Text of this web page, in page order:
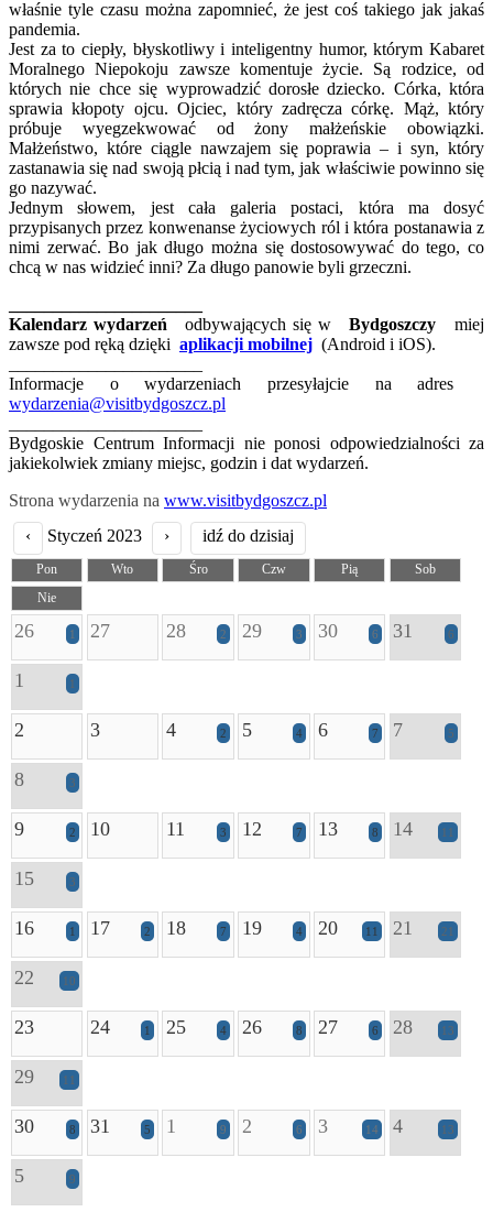
właśnie tyle czasu można zapomnieć, że jest coś takiego jak jakaś
pandemia.
Jest za to ciepły, błyskotliwy i inteligentny humor, którym Kabaret
Moralnego Niepokoju zawsze komentuje życie. Są rodzice, od
których nie chce się wyprowadzić dorosłe dziecko. Córka, która
sprawia kłopoty ojcu. Ojciec, który zadręcza córkę. Mąż, który
próbuje wyegzekwować od żony małżeńskie obowiązki.
Małżeństwo, które ciągle nawzajem się poprawia – i syn, który
zastanawia się nad swoją płcią i nad tym, jak właściwie powinno się
go nazywać.
Jednym słowem, jest cała galeria postaci, która ma dosyć
przypisanych przez konwenanse życiowych ról i która postanawia z
nimi zerwać. Bo jak długo można się dostosowywać do tego, co
chcą w nas widzieć inni? Za długo panowie byli grzeczni.
Kalendarz wydarzeń odbywających się wBydgoszczy miej
zawsze pod ręką dzięki aplikacji mobilnej (Android i iOS).
Informacje o wydarzeniach przesyłajcie na adres
wydarzenia@visitbydgoszcz.pl
Bydgoskie Centrum Informacji nie ponosi odpowiedzialności za
jakiekolwiek zmiany miejsc, godzin i dat wydarzeń.
Strona wydarzenia na www.visitbydgoszcz.pl
‹
Styczeń 2023 › idź do dzisiaj
Pon Wto Śro Czw Pią
Sob
Nie
26 1 27 28 2 29 3 30 6 31 6
1 1
2 3 4 2 5 4 6 7 7 5
8 3
9 2 10 11 3 12 7 13 8 14 11
15 3
16 1 17 2 18 7 19 4 20 11 21 21
22 10
23 24 1 25 4 26 8 27 6 28 13
29 11
30 8 31 5 1 9 2 6 3 14 4 13
5 9